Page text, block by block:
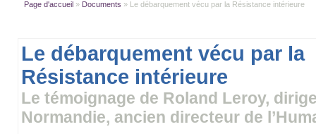
Page d'accueil » Documents » Le débarquement vécu par la Résistance intérieure
Le débarquement vécu par la
Résistance intérieure
Le témoignage de Roland Leroy,
Normandie, ancien directeur de